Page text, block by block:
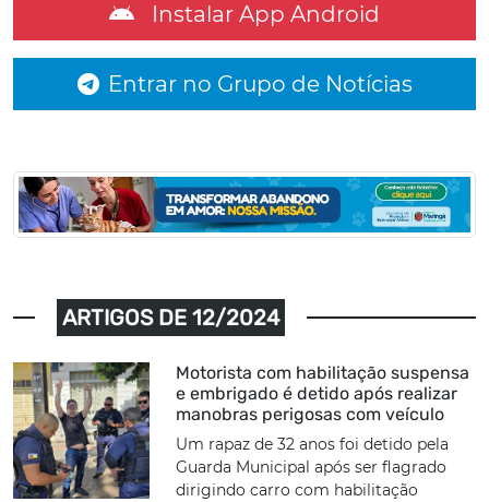
Instalar App Android
Entrar no Grupo de Notícias
ARTIGOS DE 12/2024
Motorista com habilitação suspensa
e embrigado é detido após realizar
manobras perigosas com veículo
Um rapaz de 32 anos foi detido pela
Guarda Municipal após ser flagrado
dirigindo carro com habilitação